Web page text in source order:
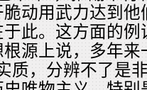
动用武力达到他
于此。这方面的
源上说，多年来
质，分辨不了是